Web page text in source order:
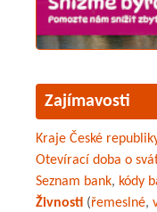
Zajímavosti
Kraje České
Otevírací doba o
Seznam bank, kódy
Živnosti (řemeslné,